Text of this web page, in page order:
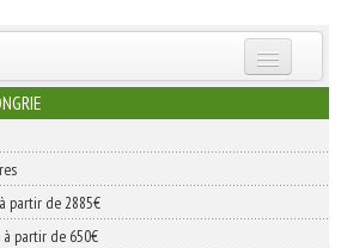
VOUS
partir de 2885€
à partir de 650€